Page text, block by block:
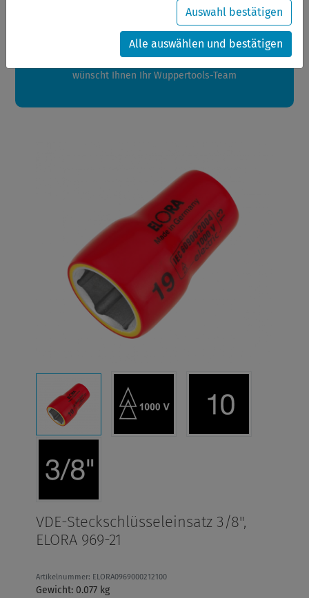
zwischen 28.07.2026 und 21.08.2026 machen auch wir
Ihre Bestellungen in diesem Zeitraum werden ab dem
24.08.2026 verschickt.
wünscht Ihnen Ihr Wuppertools-Team
VDE-Steckschlüsseleinsatz 3/8",
ELORA 969-21
Artikelnummer: ELORA0969000212100
Gewicht: 0.077 kg
Auswahl bestätigen
Alle auswählen und bestätigen